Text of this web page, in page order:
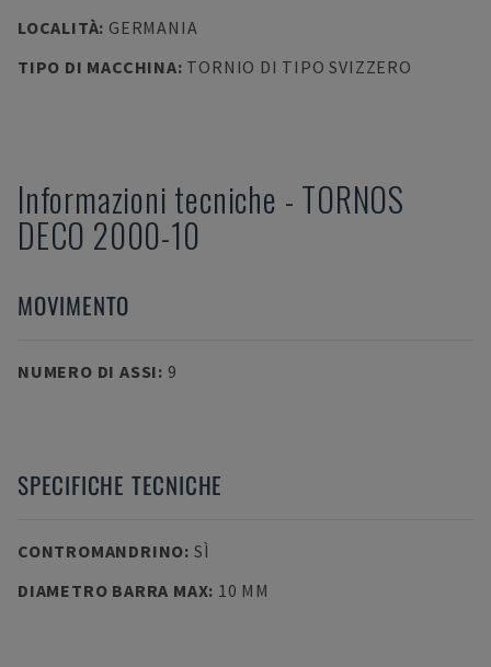
LOCALITÀ: GERMANIA
TIPO DI MACCHINA: TORNIO DI TIPO SVIZZERO
Informazioni tecniche - TORNOS
DECO 2000-10
MOVIMENTO
NUMERO DI ASSI: 9
SPECIFICHE TECNICHE
CONTROMANDRINO: SÌ
DIAMETRO BARRA MAX: 10 MM